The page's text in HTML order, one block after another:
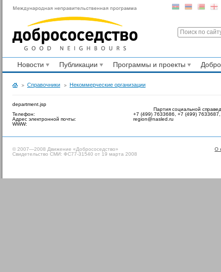
Новости Публикации Программы и проекты
Справочники Некоммерческие организации
department.jsp
Партия социальной
Телефон:
+7 (499) 7633686, +7 (499)
Адрес электронной почты:
region@nasled.ru
WWW:
О
© 2007—2008 Движение «Добрососедство»
Свидетельство СМИ: ФС77-31540 от 19 марта 2008